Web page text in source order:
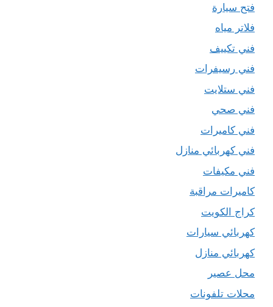
فتح سيارة
فلاتر مياه
فني تكييف
فني رسيفرات
فني ستلايت
فني صحي
فني كاميرات
فني كهربائي منازل
فني مكيفات
كاميرات مراقبة
كراج الكويت
كهربائي سيارات
كهربائي منازل
محل عصير
محلات تلفونات